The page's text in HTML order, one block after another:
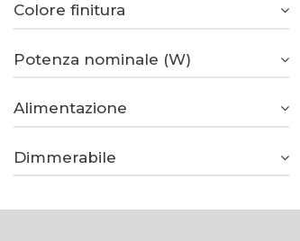
Colore finitura
Potenza nominale (W)
Alimentazione
Dimmerabile